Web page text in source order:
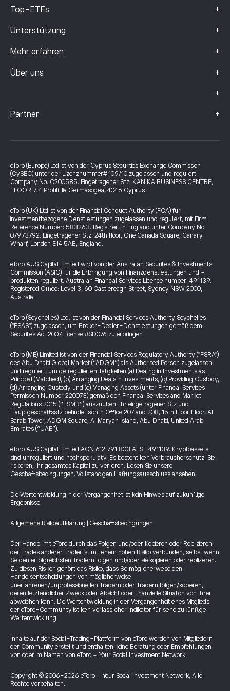
Top-ETFs +
Unterstützung +
Mehr erfahren +
Über uns +
+
Partner +
eToro (Europe) Ltd ist von der Cyprus Securities Exchange Commission
(CySEC) unter der Lizenznummer# 109/10 zugelassen und reguliert.
Company No. C200585. Eingetragener Sitz: KANIKA BUSINESS CENTRE,
FLOOR 7, 4 Profiti Ilia Germasogeia, 4046 Cyprus
eToro (UK) Ltd ist von der Financial Conduct Authority (FCA) für
investmentbezogene Dienstleistungen zugelassen und reguliert, mit Firm
Reference Number: 583263. Registriert in England unter Company No.
07973792. Eingetragener Sitz: 24th floor, One Canada Square, Canary
Wharf, London E14 5AB, England.
eToro AUS Capital Limited wird von der Australian Securities & Investments
Commission (ASIC) für die Erbringung von Finanzdienstleistungen und -
produkten reguliert. Australian Financial Services Licence number: 491139.
Registered Office: Level 3, 60 Castlereagh Street, Sydney NSW 2000,
Australia
eToro (Seychelles) Ltd. ist von der Financial Services Authority Seychelles
("FSAS") zugelassen, um Broker-Dealer-Dienstleistungen gemäß dem
Securities Act 2007 License #SD076 zu erbringen
eToro (ME) Limited ist von der Financial Services Regulatory Authority ("FSRA")
des Abu Dhabi Global Market (“ADGM”) als Authorised Person zugelassen
und reguliert, um die regulierten Tätigkeiten (a) Dealing in Investments as
Principal (Matched), (b) Arranging Deals in Investments, (c) Providing Custody,
(d) Arranging Custody und (e) Managing Assets (unter Financial Services
Permission Number 220073) gemäß den Financial Services and Market
Regulations 2015 (“FSMR”) auszuüben. Ihr eingetragener Sitz und
Hauptgeschäftssitz befindet sich in Office 207 and 208, 15th Floor Floor, Al
Sarab Tower, ADGM Square, Al Maryah Island, Abu Dhabi, United Arab
Emirates (“UAE”).
eToro AUS Capital Limited ACN 612 791 803 AFSL 491139. Kryptoassets
sind unreguliert und hochspekulativ. Es besteht kein Verbraucherschutz. Sie
riskieren, Ihr gesamtes Kapital zu verlieren. Lesen Sie unsere
Geschäftsbedingungen.Vollständigen Haftungsausschluss ansehen
Die Wertentwicklung in der Vergangenheit ist kein Hinweis auf zukünftige
Ergebnisse.
Allgemeine Risikoaufklärung Geschäftsbedingungen
Der Handel mit eToro durch das Folgen und/oder Kopieren oder Replizieren
der Trades anderer Trader ist mit einem hohen Risiko verbunden, selbst wenn
Sie den erfolgreichsten Tradern folgen und/oder sie kopieren oder replizieren.
Zu diesen Risiken gehört das Risiko, dass Sie möglicherweise den
Handelsentscheidungen von möglicherweise
unerfahrenen/unprofessionellen Tradern oder Tradern folgen/kopieren,
deren letztendlicher Zweck oder Absicht oder finanzielle Situation von Ihrer
abweichen kann. Die Wertentwicklung in der Vergangenheit eines Mitglieds
der eToro-Community ist kein verlässlicher Indikator für seine zukünftige
Wertentwicklung.
Inhalte auf der Social-Trading-Plattform von eToro werden von Mitgliedern
der Community erstellt und enthalten keine Beratung oder Empfehlungen
von oder im Namen von eToro - Your Social Investment Network.
Copyright © 2006-2026 eToro - Your Social Investment Network, Alle
Rechte vorbehalten.